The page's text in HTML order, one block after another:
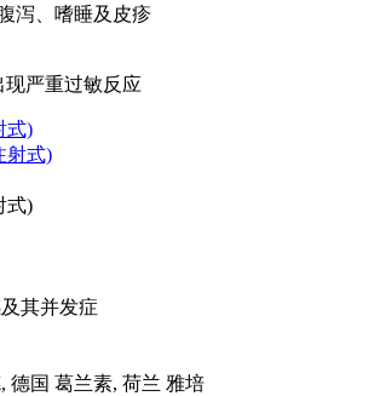
泻、嗜睡及皮疹
现严重过敏反应
式)
式)
其并发症
德国 葛兰素, 荷兰 雅培